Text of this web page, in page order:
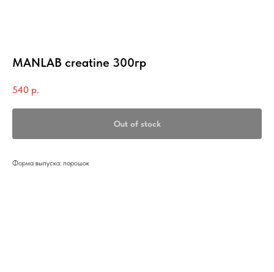
MANLAB creatine 300гр
540 р.
Out of stock
Форма выпуска: порошок